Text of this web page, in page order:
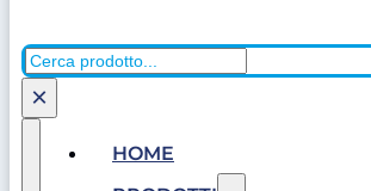
Cerca
×
HOME